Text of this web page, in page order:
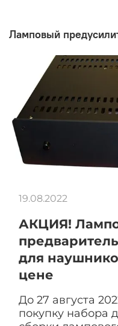
ламповый
АКЦИЯ!
для
цене
До 27 августа
покупку набора
19.08.2022